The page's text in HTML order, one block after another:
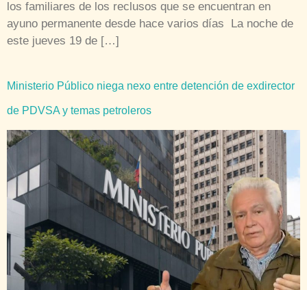
los familiares de los reclusos que se encuentran en
ayuno permanente desde hace varios días La noche de
este jueves 19 de […]
Ministerio Público niega nexo entre detención de exdirector
de PDVSA y temas petroleros